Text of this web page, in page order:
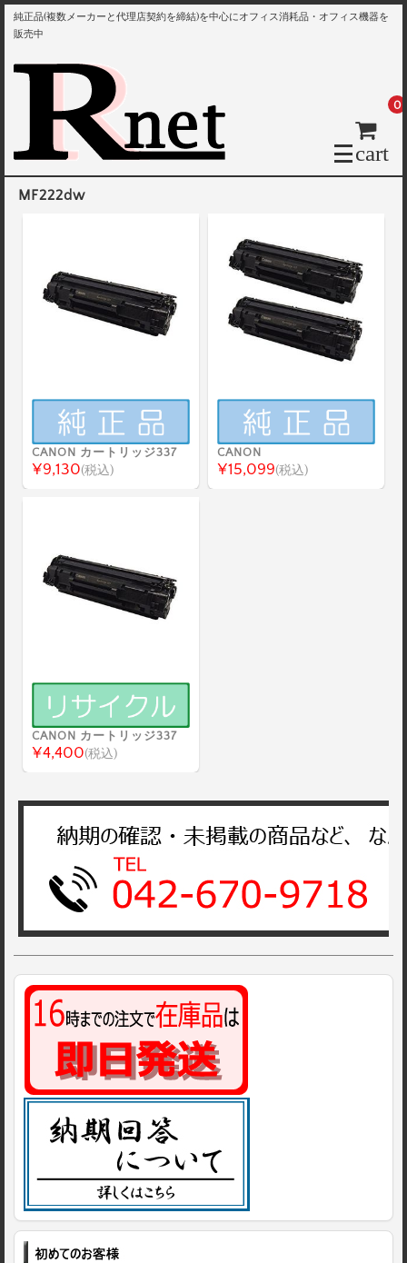
純正品(複数メーカーと代理店契約を締結)を中心にオフィス消耗品・オフィス機器を
販売中
cart
0
MF222dw
CANON カートリッジ337
¥9,130(税込)
CANON
¥15,099(税込)
CANON カートリッジ337
¥4,400(税込)